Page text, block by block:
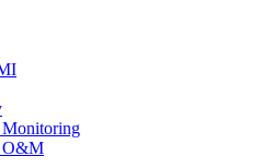
Monitoring
O&M